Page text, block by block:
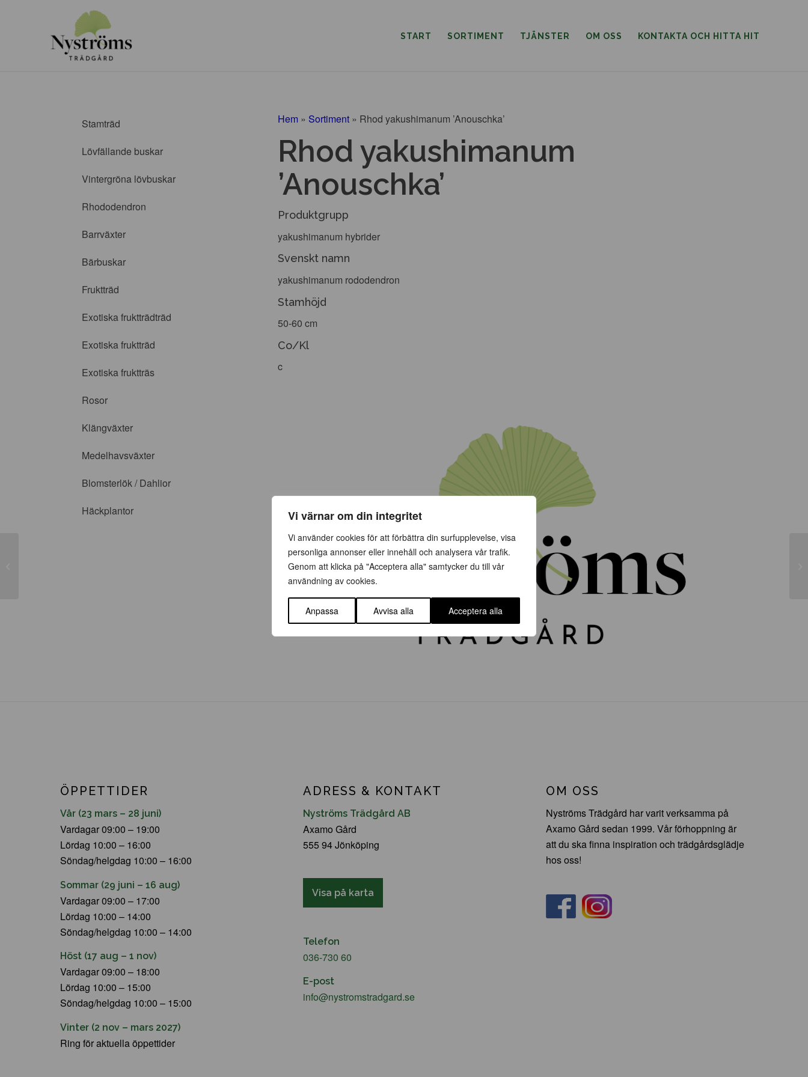
Vi värnar om din integritet
Vi använder cookies för att förbättra din surfupplevelse, visa
personliga annonser eller innehåll och analysera vår trafik.
Genom att klicka på "Acceptera alla" samtycker du till vår
användning av cookies.
Anpassa Avvisa alla Acceptera alla
START SORTIMENT TJÄNSTER OM OSS KONTAKTA OCH HITTA HIT
Stamträd
Lövfällande buskar
Vintergröna lövbuskar
Rhododendron
Barrväxter
Bärbuskar
Fruktträd
Exotiska fruktträdträd
Exotiska fruktträd
Exotiska fruktträs
Rosor
Klängväxter
Medelhavsväxter
Blomsterlök / Dahlior
Häckplantor
Hem » Sortiment » Rhod yakushimanum ’Anouschka’
Rhod yakushimanum
’Anouschka’
Produktgrupp
yakushimanum hybrider
Svenskt namn
yakushimanum rododendron
Stamhöjd
50-60 cm
Co/Kl
c
ÖPPETTIDER
Vår (23 mars – 28 juni)
Vardagar 09:00 – 19:00
Lördag 10:00 – 16:00
Söndag/helgdag 10:00 – 16:00
Sommar (29 juni – 16 aug)
Vardagar 09:00 – 17:00
Lördag 10:00 – 14:00
Söndag/helgdag 10:00 – 14:00
Höst (17 aug – 1 nov)
Vardagar 09:00 – 18:00
Lördag 10:00 – 15:00
Söndag/helgdag 10:00 – 15:00
Vinter (2 nov – mars 2027)
Ring för aktuella öppettider
ADRESS & KONTAKT
Nyströms Trädgård AB
Axamo Gård
555 94 Jönköping
Visa på karta
Telefon
036-730 60
E-post
info@nystromstradgard.se
OM OSS
Nyströms Trädgård har varit verksamma på
Axamo Gård sedan 1999. Vår förhoppning är
att du ska finna inspiration och trädgårdsglädje
hos oss!